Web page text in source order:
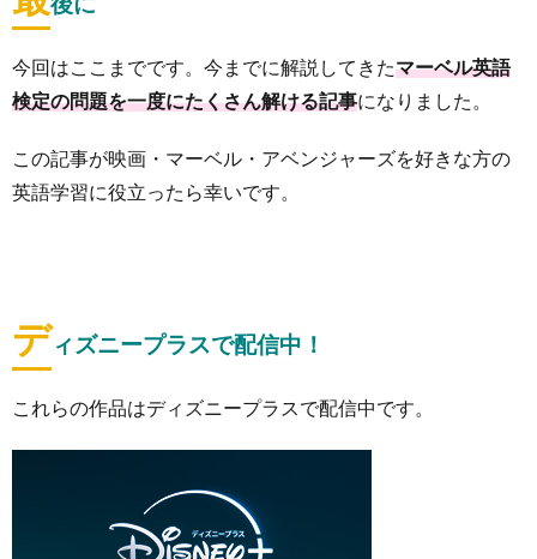
今回はここまでです。今までに解説してきたマーベル英語
検定の問題を一度にたくさん解ける記事になりました。
この記事が映画・マーベル・アベンジャーズを好きな方の
英語学習に役立ったら幸いです。
ディズニープラスで配信中！
これらの作品はディズニープラスで配信中です。